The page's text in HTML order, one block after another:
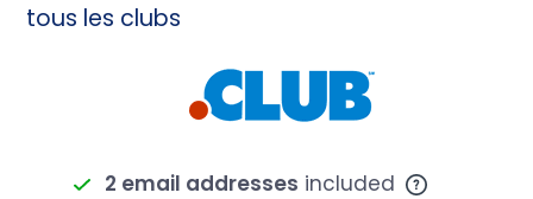
tous les clubs
2 email addresses included